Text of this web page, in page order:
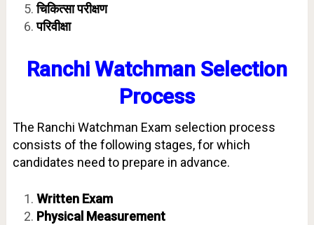
चिकित्सा परीक्षण
परिवीक्षा
Ranchi Watchman Selection
Process
The Ranchi Watchman Exam selection process
consists of the following stages, for which
candidates need to prepare in advance.
Written Exam
Physical Measurement